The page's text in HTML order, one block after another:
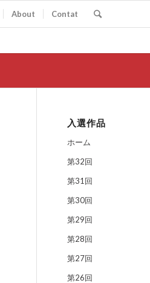
About Contat
入選作品
ホーム
第32回
第31回
第30回
第29回
第28回
第27回
第26回